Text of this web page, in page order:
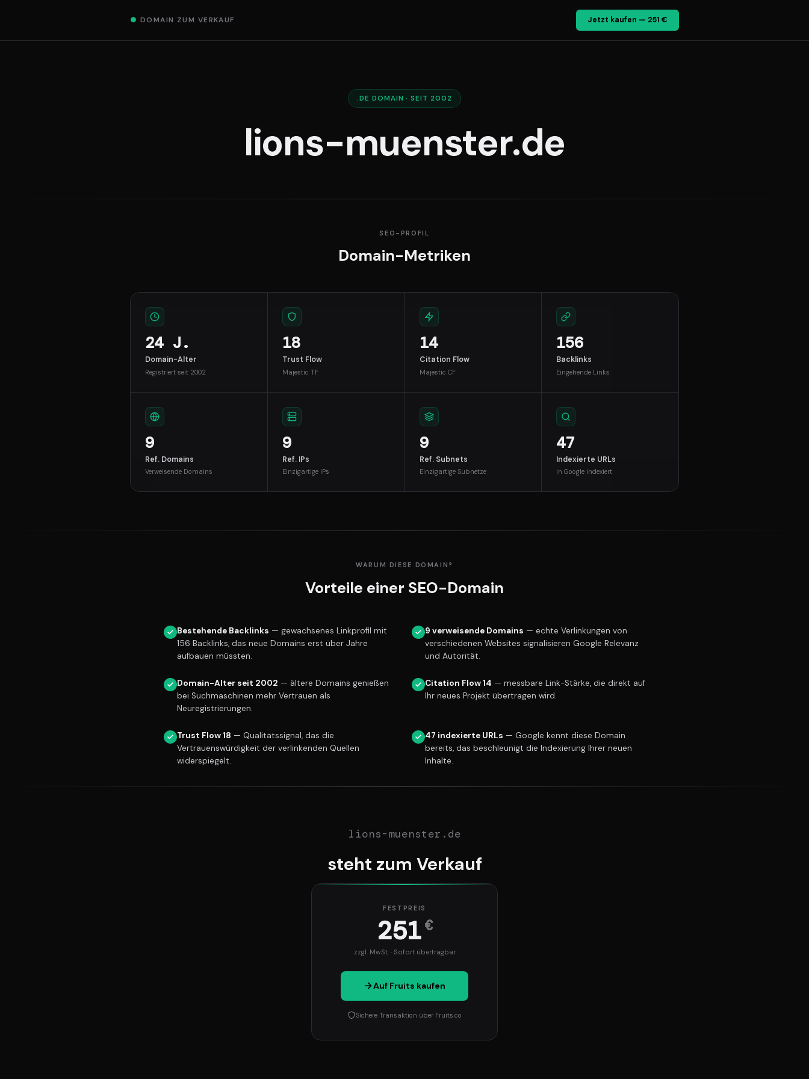
● DOMAIN ZUM VERKAUF Jetzt kaufen — 251 €
.DE DOMAIN · SEIT 2002
lions-muenster.de
SEO-PROFIL
Domain-Metriken
24 J.
Domain-Alter
Registriert seit 2002
18
Trust Flow
Majestic TF
14
Citation Flow
Majestic CF
156
Backlinks
Eingehende Links
9
Ref. Domains
Verweisende Domains
9
Ref. IPs
Einzigartige IPs
9
Ref. Subnets
Einzigartige Subnetze
47
Indexierte URLs
In Google indexiert
WARUM DIESE DOMAIN?
Vorteile einer SEO-Domain
Bestehende Backlinks — gewachsenes Linkprofil mit
156 Backlinks, das neue Domains erst über Jahre
aufbauen müssten.
9 verweisende Domains — echte Verlinkungen von
verschiedenen Websites signalisieren Google Relevanz
und Autorität.
Domain-Alter seit 2002 — ältere Domains genießen
bei Suchmaschinen mehr Vertrauen als
Neuregistrierungen.
Citation Flow 14 — messbare Link-Stärke, die direkt auf
Ihr neues Projekt übertragen wird.
Trust Flow 18 — Qualitätssignal, das die
Vertrauenswürdigkeit der verlinkenden Quellen
widerspiegelt.
47 indexierte URLs — Google kennt diese Domain
bereits, das beschleunigt die Indexierung Ihrer neuen
Inhalte.
lions-muenster.de
steht zum Verkauf
FESTPREIS
251 €
zzgl. MwSt. · Sofort übertragbar
Auf Fruits kaufen
Sichere Transaktion über Fruits.co